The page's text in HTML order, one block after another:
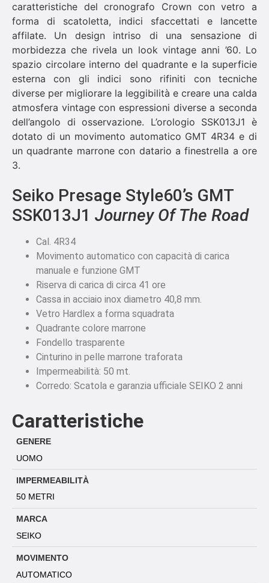
caratteristiche del cronografo Crown con vetro a
forma di scatoletta, indici sfaccettati e lancette
affilate. Un design intriso di una sensazione di
morbidezza che rivela un look vintage anni ’60. Lo
spazio circolare interno del quadrante e la superficie
esterna con gli indici sono rifiniti con tecniche
diverse per migliorare la leggibilità e creare una calda
atmosfera vintage con espressioni diverse a seconda
dell’angolo di osservazione. L’orologio SSK013J1 è
dotato di un movimento automatico GMT 4R34 e di
un quadrante marrone con datario a finestrella a ore
3.
Seiko Presage Style60’s GMT
SSK013J1 Journey Of The Road
Cal. 4R34
Movimento automatico con capacità di carica
manuale e funzione GMT
Riserva di carica di circa 41 ore
Cassa in acciaio inox diametro 40,8 mm.
Vetro Hardlex a forma squadrata
Quadrante colore marrone
Fondello trasparente
Cinturino in pelle marrone traforata
Impermeabilità: 50 mt.
Corredo: Scatola e garanzia ufficiale SEIKO 2 anni
Caratteristiche
GENERE
UOMO
IMPERMEABILITÀ
50 METRI
MARCA
SEIKO
MOVIMENTO
AUTOMATICO